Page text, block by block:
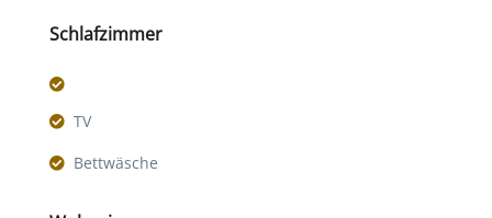
Schlafzimmer
TV
Bettwäsche